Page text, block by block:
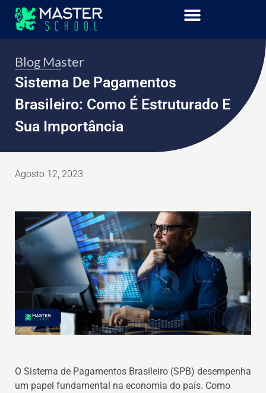
Blog Master
Sistema De Pagamentos
Brasileiro: Como É Estruturado E
Sua Importância
Agosto 12, 2023
O Sistema de Pagamentos Brasileiro (SPB) desempenha
um papel fundamental na economia do país. Como